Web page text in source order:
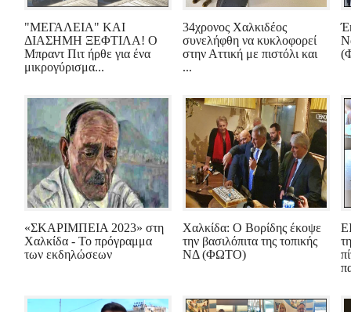
"ΜΕΓΑΛΕΙΑ" ΚΑΙ
ΔΙΑΣΗΜΗ ΞΕΦΤΙΛΑ! Ο
Μπραντ Πιτ ήρθε για ένα
μικρογύρισμα...
34χρονος Χαλκιδέος
συνελήφθη να κυκλοφορεί
στην Αττική με πιστόλι και
...
«ΣΚΑΡΙΜΠΕΙΑ 2023» στη
Χαλκίδα - Το πρόγραμμα
των εκδηλώσεων
Χαλκίδα: Ο Βορίδης έκοψε
την βασιλόπιτα της τοπικής
ΝΔ (ΦΩΤΟ)